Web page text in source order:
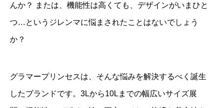
んか？ または、機能性は高くても、デザインがいまひと
つ…というジレンマに悩まされたことはないでしょう
か？
グラマープリンセスは、そんな悩みを解決するべく誕生
したブランドです。3Lから10Lまでの幅広いサイズ展